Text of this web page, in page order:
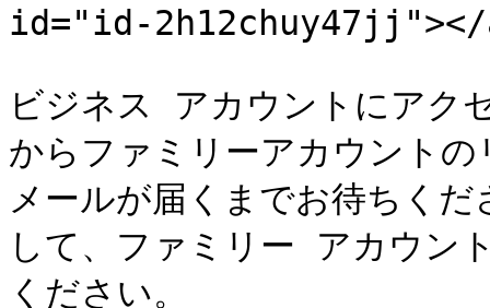
id="id-2h12chuy47jj"></
ビジネス アカウントにアク
からファミリーアカウント
メールが届くまでお待ちく
して、ファミリー アカウン